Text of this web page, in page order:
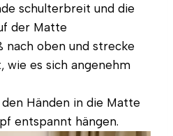
schulterbreit und die
der Matte
nach oben und strecke
wie es sich angenehm
Händen in die Matte
entspannt hängen.